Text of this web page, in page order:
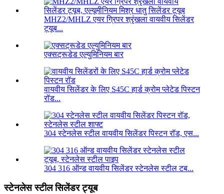
MHZ2/MHLZ एयर ग्रिपर श्रृंखला वायवीय सिलेंडर
ट्यूब...
एक्सट्रूडेड एल्युमिनियम बार
वायवीय सिलेंडर के लिए S45C हार्ड क्रोम प्लेटेड पिस्टन
रॉड...
304 स्टेनलेस स्टील वायवीय सिलेंडर पिस्टन रॉड, एस...
304 316 ऑन्ड वायवीय सिलेंडर स्टेनलेस स्टील टब...
स्टेनलेस स्टील सिलेंडर ट्यूब